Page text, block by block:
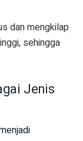
dan mengkilap
sehingga
Jenis